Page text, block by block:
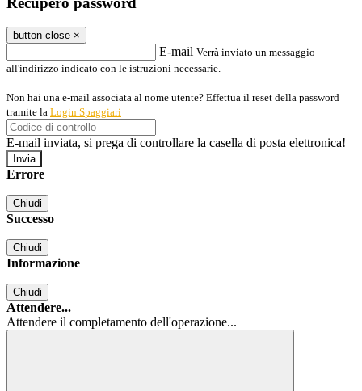
button close ×
E-mail Verrà inviato un messaggio
all'indirizzo indicato con le istruzioni necessarie.
Non hai una e-mail associata al nome utente? Effettua il reset della password
tramite la Login Spaggiari
E-mail inviata, si prega di controllare la casella di posta elettronica!
Errore
Chiudi
Successo
Chiudi
Informazione
Chiudi
Attendere...
Attendere il completamento dell'operazione...